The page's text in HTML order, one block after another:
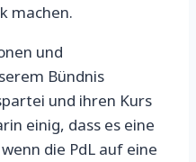
machen.
und
Bündnis
und ihren Kurs
einig, dass es eine
die PdL auf eine